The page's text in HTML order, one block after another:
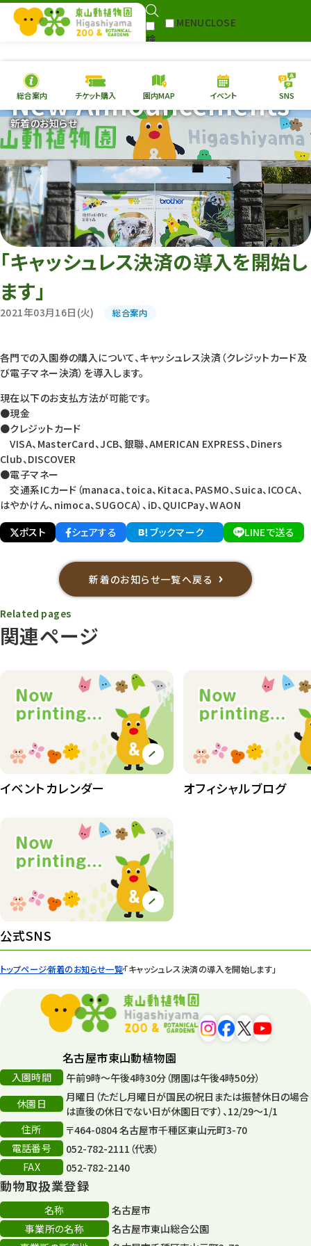
検
MENUCLOSE
本日の開園情報 チケ
園内MAP イベント
総合案内
動物園 植物園
再生プラン
東山動植物園
への支援
環境教育
総合案内 チケット購入 園内MAP イベント SNS
新着のお知らせ
New Announcements
トップページ新着のお知らせ一覧「キャッシュレス決済の導入を開始します」
「キャッシュレス決済の導入を開始し
ます」
2021年03月16日(火) 総合案内
各門での入園券の購入について、キャッシュレス決済（クレジットカード及
び電子マネー決済）を導入します。
現在以下のお支払方法が可能です。
●現金
●クレジットカード
VISA、MasterCard、JCB、銀聯、AMERICAN EXPRESS、Diners
Club、DISCOVER
●電子マネー
交通系ICカード（manaca、toica、Kitaca、PASMO、Suica、ICOCA、
はやかけん、nimoca、SUGOCA）、iD、QUICPay、WAON
ポスト
シェアする ブックマーク LINEで送る
新着のお知らせ一覧へ戻る
関連ページ
Related pages
イベントカレンダー オフィシャルブログ
公式SNS
名古屋市東山動植物園
入園時間
午前9時～午後4時30分（閉園は午後4時50分）
休園日
月曜日（ただし月曜日が国民の祝日または振替休日の場合
は直後の休日でない日が休園日です）、12/29～1/1
住所
〒464-0804 名古屋市千種区東山元町3-70
電話番号
052-782-2111（代表）
FAX
052-782-2140
動物取扱業登録
名称
名古屋市
事業所の名称
名古屋市東山総合公園